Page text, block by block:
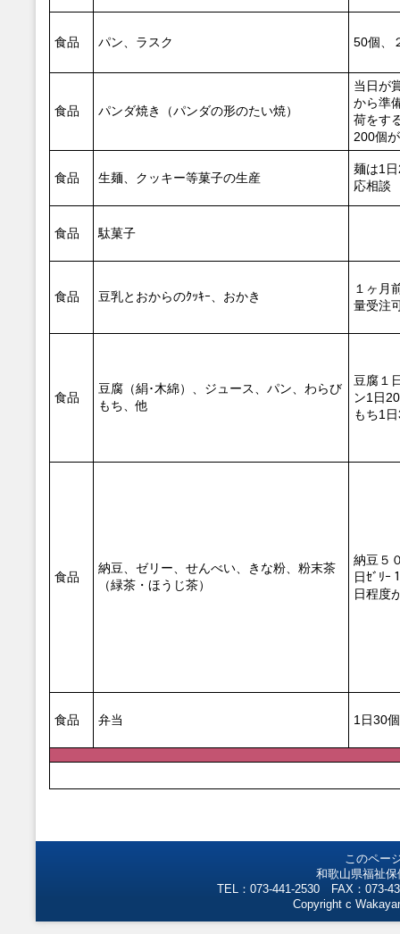
食品 パン、ラスク 50個、
食品 パンダ焼き（パンダの形のたい焼）
当日が
から準
荷をす
200個
食品 生麺、クッキー等菓子の生産
麺は1
応相談
食品 駄菓子
食品 豆乳とおからのｸｯｷｰ、おかき
１ヶ月
量受注
食品
豆腐（絹･木綿）、ジュース、パン、わらび
もち、他
豆腐１
ン1日
もち1
食品
納豆、ゼリー、せんべい、きな粉、粉末茶
（緑茶・ほうじ茶）
納豆５
日ｾﾞﾘｰ
日程度
食品 弁当 1日30個
このペー
和歌山県福祉
TEL：073-441-2530 FAX：073-
Copyright c